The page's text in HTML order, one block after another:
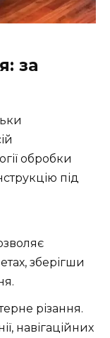
за
обробки
під
зберігши
різання.
навігаційних